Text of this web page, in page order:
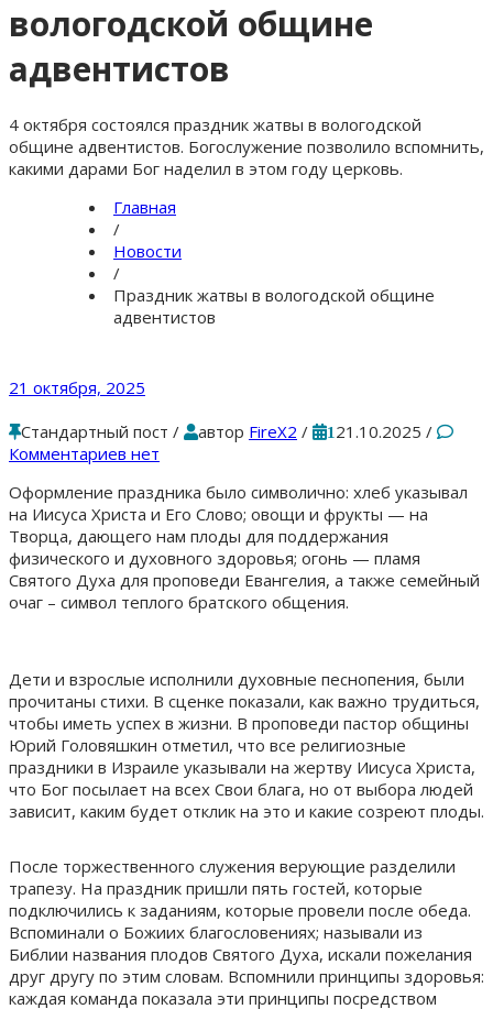
вологодской общине
адвентистов
4 октября состоялся праздник жатвы в вологодской
общине адвентистов. Богослужение позволило вспомнить,
какими дарами Бог наделил в этом году церковь.
Главная
/
Новости
/
Праздник жатвы в вологодской общине
адвентистов
21 октября, 2025
Стандартный пост / автор FireX2 / 1 21.10.2025 /
Комментариев нет
Оформление праздника было символично: хлеб указывал
на Иисуса Христа и Его Слово; овощи и фрукты — на
Творца, дающего нам плоды для поддержания
физического и духовного здоровья; огонь — пламя
Святого Духа для проповеди Евангелия, а также семейный
очаг – символ теплого братского общения.
Дети и взрослые исполнили духовные песнопения, были
прочитаны стихи. В сценке показали, как важно трудиться,
чтобы иметь успех в жизни. В проповеди пастор общины
Юрий Головяшкин отметил, что все религиозные
праздники в Израиле указывали на жертву Иисуса Христа,
что Бог посылает на всех Свои блага, но от выбора людей
зависит, каким будет отклик на это и какие созреют плоды.
После торжественного служения верующие разделили
трапезу. На праздник пришли пять гостей, которые
подключились к заданиям, которые провели после обеда.
Вспоминали о Божиих благословениях; называли из
Библии названия плодов Святого Духа, искали пожелания
друг другу по этим словам. Вспомнили принципы здоровья:
каждая команда показала эти принципы посредством